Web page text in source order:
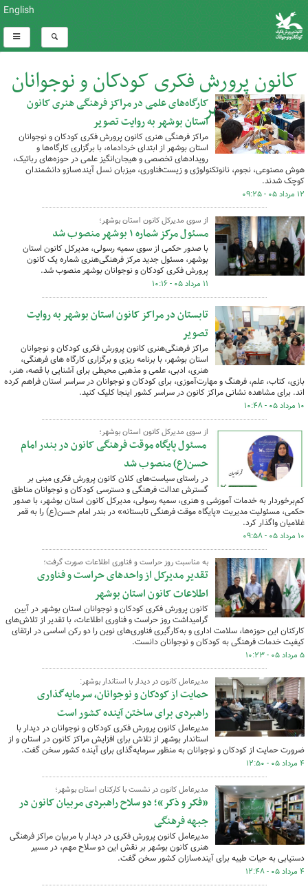
English
کانون پرورش فکری کودکان و نوجوانان
استان بوشهر
کل اخبار:325
کارگاه‌های علمی در مراکز فرهنگی هنری کانون
استان بوشهر به روایت تصویر
مراکز فرهنگی هنری کانون پرورش فکری کودکان و نوجوانان
استان بوشهر از ابتدای خردادماه، با برگزاری کارگاه‌ها و
رویدادهای تخصصی و هیجان‌انگیز علمی در حوزه‌های رباتیک،
هوش مصنوعی، نجوم، نانوتکنولوژی و زیست‌فناوری، میزبان نسل آینده‌سازو دانشمندان
کوچک شدند.
۱۲ مرداد ۰۵ - ۰۹:۲۵
از سوی مدیرکل کانون استان بوشهر؛
مسئول مرکز شماره ۱ بوشهر منصوب شد
با صدور حکمی از سوی سمیه رسولی، مدیرکل کانون استان
بوشهر، مسئول جدید مرکز فرهنگی‌هنری شماره یک کانون
پرورش فکری کودکان و نوجوانان بوشهر منصوب شد.
۱۱ مرداد ۰۵ - ۱۰:۱۶
تابستان در مراکز کانون استان بوشهر به روایت
تصویر
مراکز فرهنگی‌هنری کانون پرورش فکری کودکان و نوجوانان
استان بوشهر، با برنامه ریزی و برگزاری کارگاه های فرهنگی،
هنری، ادبی، علمی و مذهبی محیطی برای آشنایی با قصه، هنر،
بازی، کتاب، علم، فرهنگ و مهارت‌آموزی، برای کودکان و نوجوانان در سراسر استان فراهم کرده
اند. برای مشاهده نشانی مراکز کانون در سراسر کشور اینجا کلیک کنید.
۱۰ مرداد ۰۵ - ۱۰:۴۸
از سوی مدیرکل کانون استان بوشهر؛
مسئول پایگاه موقت فرهنگی کانون در بندر امام
حسن(ع) منصوب شد
در راستای سیاست‌های کلان کانون پرورش فکری مبنی بر
گسترش عدالت فرهنگی و دسترسی کودکان و نوجوانان مناطق
کم‌برخوردار به خدمات آموزشی و هنری، سمیه رسولی، مدیرکل کانون استان بوشهر، با صدور
حکمی، مسئولیت مدیریت «پایگاه موقت فرهنگی تابستانه» در بندر امام حسن(ع) را به قمر
غلامیان واگذار کرد.
۱۰ مرداد ۰۵ - ۰۹:۵۸
به مناسبت روز حراست و فناوری اطلاعات صورت گرفت؛
تقدیر مدیرکل از واحدهای حراست و فناوری
اطلاعات کانون استان بوشهر
کانون پرورش فکری کودکان و نوجوانان استان بوشهر در آیین
گرامیداشت روز حراست و فناوری اطلاعات، با تقدیر از تلاش‌های
کارکنان این حوزه‌ها، سلامت اداری و به‌کارگیری فناوری‌های نوین را دو رکن اساسی در ارتقای
کیفیت خدمات فرهنگی به کودکان و نوجوانان دانست.
۵ مرداد ۰۵ - ۱۰:۲۳
مدیرعامل کانون در دیدار با استاندار بوشهر:
حمایت از کودکان و نوجوانان،‌ سرمایه‌گذاری
راهبردی برای ساختن آینده کشور است
مدیرعامل کانون پرورش فکری کودکان و نوجوانان در دیدار با
استاندار بوشهر از تلاش برای افزایش مراکز کانون در استان و از
ضرورت حمایت از کودکان و نوجوانان به منظور سرمایه‌گذای برای آینده کشور سخن گفت.
۴ مرداد ۰۵ - ۱۲:۵۰
مدیرعامل کانون در نشست با کارکنان استان بوشهر؛
«فکر و ذکر»؛ دو سلاح راهبردی مربیان کانون در
جبهه فرهنگی
مدیرعامل کانون پرورش فکری در دیدار با مربیان مراکز فرهنگی
هنری کانون بوشهر بر نقش این دو سلاح مهم،‌ در مسیر
دستیابی به حیات طیبه برای آینده‌سازان کشور سخن گفت.
۴ مرداد ۰۵ - ۱۲:۴۸